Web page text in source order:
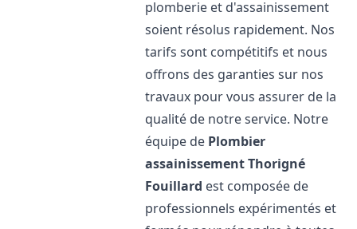
plomberie et d'assainissement
soient résolus rapidement. Nos
tarifs sont compétitifs et nous
offrons des garanties sur nos
travaux pour vous assurer de la
qualité de notre service. Notre
équipe de Plombier
assainissementThorigné
Fouillard est composée de
professionnels expérimentés et